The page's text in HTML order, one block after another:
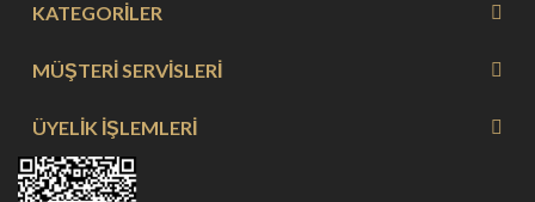
KATEGORİLER
MÜŞTERİ SERVİSLERİ
ÜYELİK İŞLEMLERİ